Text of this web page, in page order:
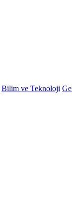
Bilim ve Teknoloji